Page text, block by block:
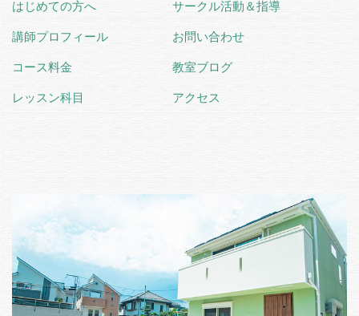
はじめての方へ
講師プロフィール
コース料金
レッスン科目
サークル活動＆指導
お問い合わせ
教室ブログ
アクセス